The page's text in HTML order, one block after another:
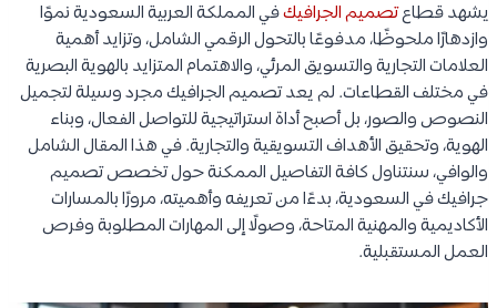
يشهد قطاعتصميم الجرافيكفي المملكة العربية السعودية نموًا
وازدهارًا ملحوظًا، مدفوعًا بالتحول الرقمي الشامل، وتزايد أهمية
العلامات التجارية والتسويق المرئي، والاهتمام المتزايد بالهوية البصرية
في مختلف القطاعات. لم يعد تصميم الجرافيك مجرد وسيلة لتجميل
النصوص والصور، بل أصبح أداة استراتيجية للتواصل الفعال، وبناء
الهوية، وتحقيق الأهداف التسويقية والتجارية. في هذا المقال الشامل
والوافي، سنتناول كافة التفاصيل الممكنة حول تخصص تصميم
جرافيك في السعودية، بدءًا من تعريفه وأهميته، مرورًا بالمسارات
الأكاديمية والمهنية المتاحة، وصولًا إلى المهارات المطلوبة وفرص
العمل المستقبلية.